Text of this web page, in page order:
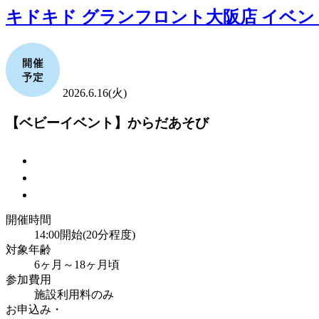
キドキド グランフロント大阪店 イベン
2026.6.16(火)
【ベビーイベント】からだあそび
開催時間
14:00開始(20分程度)
対象年齢
6ヶ月～18ヶ月頃
参加費用
施設利用料のみ
お申込み・